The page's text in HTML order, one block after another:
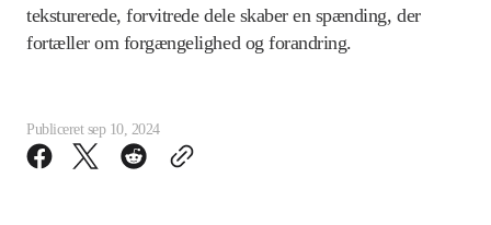
teksturerede, forvitrede dele skaber en spænding, der
fortæller om forgængelighed og forandring.
Publiceret sep 10, 2024